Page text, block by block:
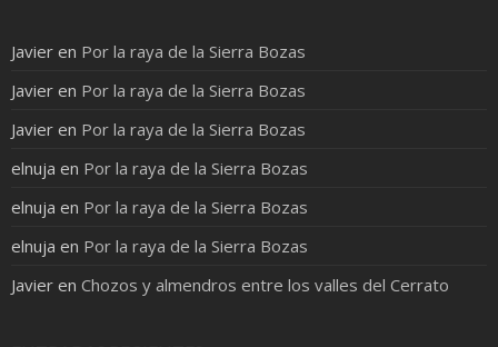
Javier en Por la raya de la Sierra Bozas
Javier en Por la raya de la Sierra Bozas
Javier en Por la raya de la Sierra Bozas
elnuja en Por la raya de la Sierra Bozas
elnuja en Por la raya de la Sierra Bozas
elnuja en Por la raya de la Sierra Bozas
Javier en Chozos y almendros entre los valles del Cerrato